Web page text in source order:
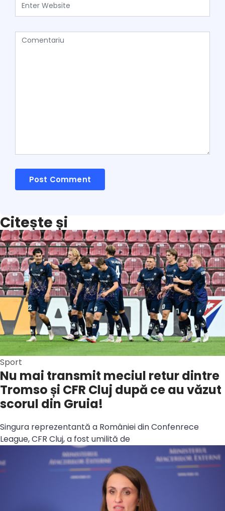
Citește și
Sport
Nu mai transmit meciul retur dintre
Tromso și CFR Cluj după ce au văzut
scorul din Gruia!
Singura reprezentantă a României din Confenrece
League, CFR Cluj, a fost umilită de